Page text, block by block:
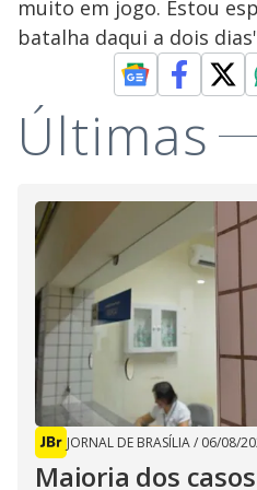
muito em jogo. Estou
batalha daqui a dois
Últimas
JORNAL DE BRASÍLIA/ 06/08/
Maioria dos